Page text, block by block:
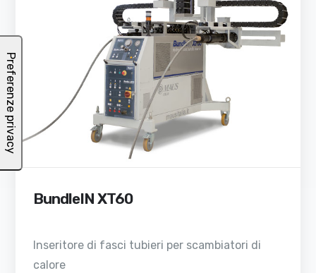
BundleIN XT60
Inseritore di fasci tubieri per scambiatori di
calore